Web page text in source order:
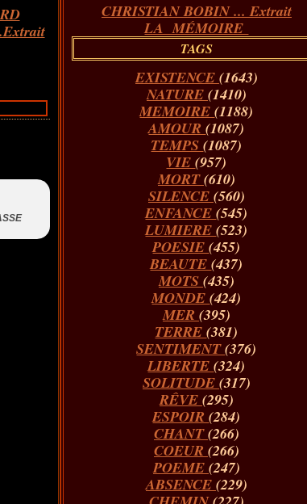
CHRISTIAN BOBIN ... Extrait
LA MÉMOIRE
TAGS
EXISTENCE (1643)
NATURE (1410)
MEMOIRE(1188)
AMOUR(1087)
TEMPS(1087)
VIE(957)
MORT(610)
SILENCE (560)
ENFANCE(545)
LUMIERE(523)
POESIE(455)
BEAUTE(437)
MOTS (435)
MONDE(424)
MER (395)
TERRE(381)
SENTIMENT(376)
LIBERTE(324)
SOLITUDE (317)
RÊVE (295)
ESPOIR(284)
CHANT(266)
COEUR (266)
POEME (247)
ABSENCE (229)